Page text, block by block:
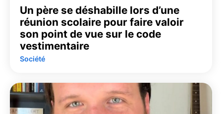
Un père se déshabille lors d’une
réunion scolaire pour faire valoir
son point de vue sur le code
vestimentaire
Société